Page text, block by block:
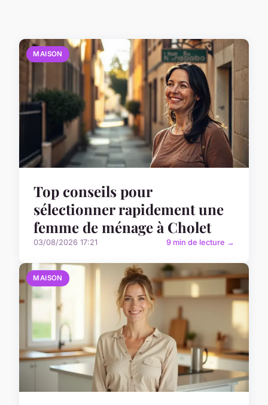
MAISON
Top conseils pour
sélectionner rapidement une
femme de ménage à Cholet
03/08/2026 17:21 9 min de lecture →
MAISON